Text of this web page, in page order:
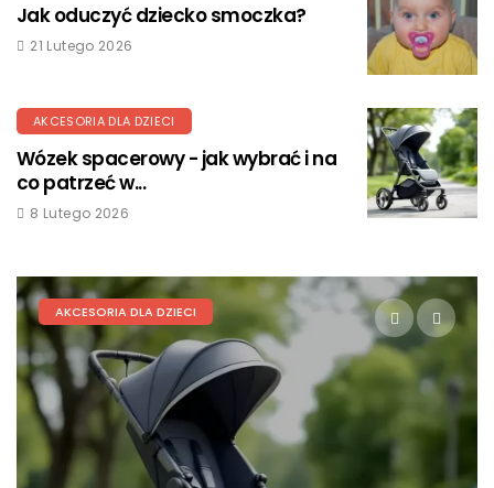
Jak oduczyć dziecko smoczka?
21 Lutego 2026
AKCESORIA DLA DZIECI
Wózek spacerowy - jak wybrać i na
co patrzeć w...
8 Lutego 2026
AKCESORIA DLA DZIECI